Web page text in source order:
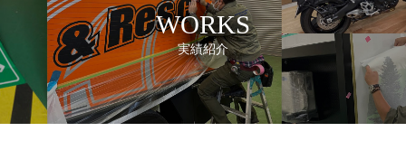
WORKS
実績紹介